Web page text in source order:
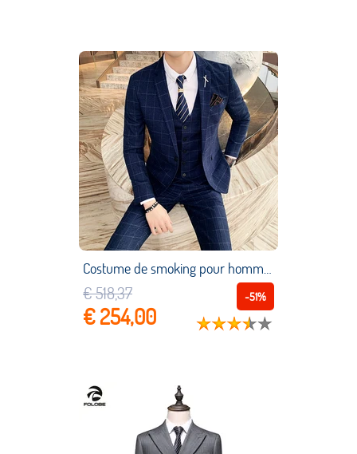
Costume de smoking pour homme, ensemble 3 pièces de luxe, Blazer, pantalon et gilet, robe de mariée en treillis, Boutique de mode, grande taille, S 7XL
-51%
€ 518,37
€ 254,00